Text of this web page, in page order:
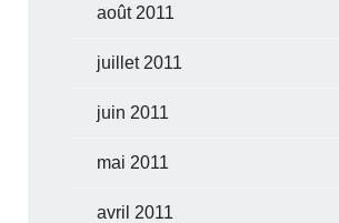
août 2011
juillet 2011
juin 2011
mai 2011
avril 2011